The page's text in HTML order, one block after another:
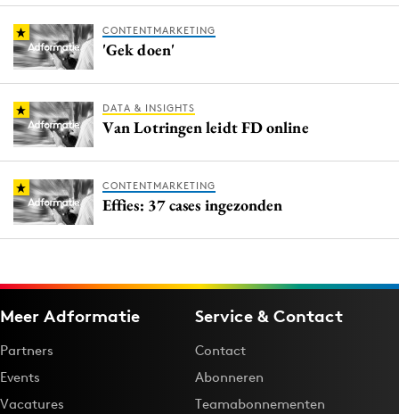
CONTENTMARKETING
'Gek doen'
DATA & INSIGHTS
Van Lotringen leidt FD online
CONTENTMARKETING
Effies: 37 cases ingezonden
Meer Adformatie
Partners
Events
Vacatures
Service & Contact
Contact
Abonneren
Teamabonnementen